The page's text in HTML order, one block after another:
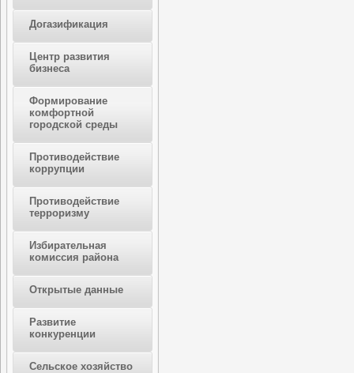
Догазификация
Центр развития
бизнеса
Формирование
комфортной
городской среды
Противодействие
коррупции
Противодействие
терроризму
Избирательная
комиссия района
Открытые данные
Развитие
конкуренции
Сельское хозяйство